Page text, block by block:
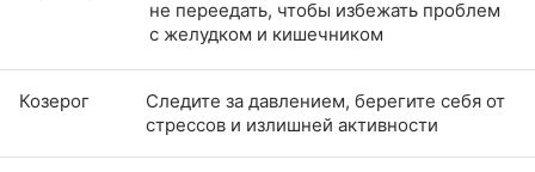
не переедать, чтобы избежать проблем
с желудком и кишечником
Козерог
Следите за давлением, берегите себя от
стрессов и излишней активности